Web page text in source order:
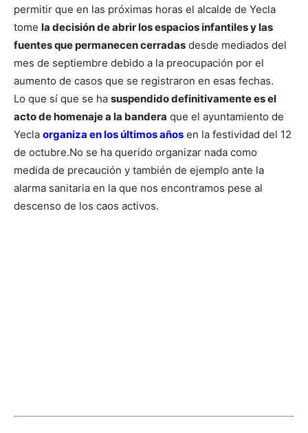
permitir que en las próximas horas el alcalde de Yecla
tome la decisión de abrir los espacios infantiles y las
fuentes que permanecen cerradas desde mediados del
mes de septiembre debido a la preocupación por el
aumento de casos que se registraron en esas fechas.
Lo que sí que se ha suspendido definitivamente es el
acto de homenaje a la bandera que el ayuntamiento de
Yecla organiza en los últimos años en la festividad del 12
de octubre.No se ha querido organizar nada como
medida de precaución y también de ejemplo ante la
alarma sanitaria en la que nos encontramos pese al
descenso de los caos activos.